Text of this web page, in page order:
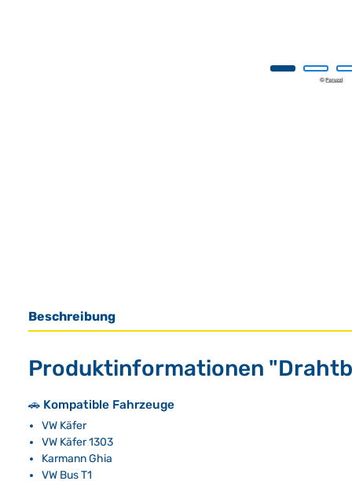
Beschreibung
Produktinformationen
🚗 Kompatible Fahrzeuge
VW Käfer
VW Käfer 1303
Karmann Ghia
VW Bus T1